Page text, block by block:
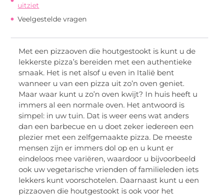
uitziet
Veelgestelde vragen
Met een pizzaoven die houtgestookt is kunt u de
lekkerste pizza’s bereiden met een authentieke
smaak. Het is net alsof u even in Italië bent
wanneer u van een pizza uit zo’n oven geniet.
Maar waar kunt u zo’n oven kwijt? In huis heeft u
immers al een normale oven. Het antwoord is
simpel: in uw tuin. Dat is weer eens wat anders
dan een barbecue en u doet zeker iedereen een
plezier met een zelfgemaakte pizza. De meeste
mensen zijn er immers dol op en u kunt er
eindeloos mee variëren, waardoor u bijvoorbeeld
ook uw vegetarische vrienden of familieleden iets
lekkers kunt voorschotelen. Daarnaast kunt u een
pizzaoven die houtgestookt is ook voor het